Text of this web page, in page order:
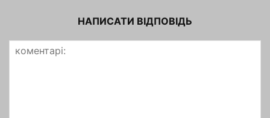
НАПИСАТИ ВІДПОВІДЬ